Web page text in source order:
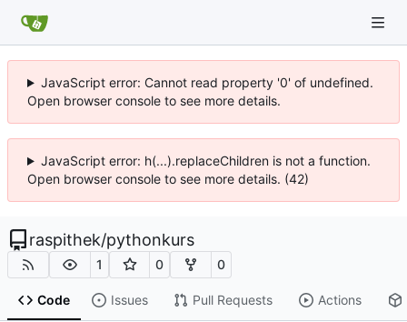
JavaScript error: Cannot read property '0' of undefined.
Open browser console to see more details.
JavaScript error: h(...).replaceChildren is not a function.
Open browser console to see more details. (42)
raspithek/pythonkurs
1 0 0
Code Issues Pull Requests Actions